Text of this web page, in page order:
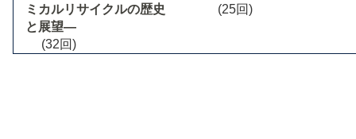
ミカルリサイクルの歴史
と展望―
(32回)
(25回)